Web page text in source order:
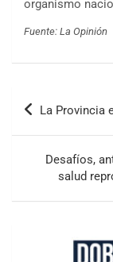
organismo
Fuente: La Opinión
La Provincia
Desafíos,
salud